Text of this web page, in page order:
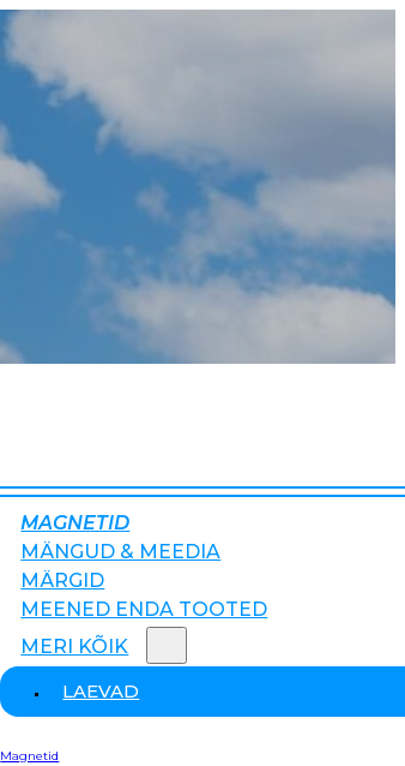
MAGNETID
MÄNGUD & MEEDIA
MÄRGID
MEENED ENDA TOOTED
MERI KÕIK
LAEVAD
Magnetid